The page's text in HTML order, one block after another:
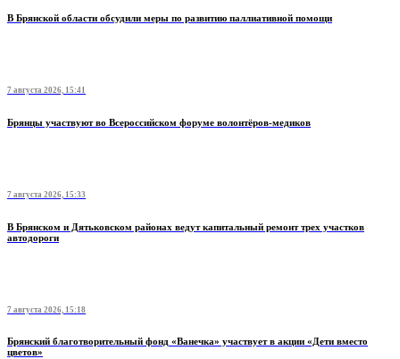
В Брянской области обсудили меры по развитию паллиативной помощи
7 августа 2026, 15:41
Брянцы участвуют во Всероссийском форуме волонтёров-медиков
7 августа 2026, 15:33
В Брянском и Дятьковском районах ведут капитальный ремонт трех участков
автодороги
7 августа 2026, 15:18
Брянский благотворительный фонд «Ванечка» участвует в акции «Дети вместо
цветов»